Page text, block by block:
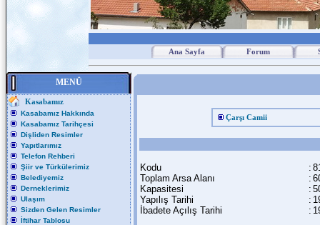
Ana Sayfa Forum
MENÜ
Kasabamız
Kasabamız Hakkında
Kasabamız Tarihçesi
Dişliden Resimler
Yapıtlarımız
Telefon Rehberi
Şiir ve Türkülerimiz
Belediyemiz
Derneklerimiz
Ulaşım
Sizden Gelen Resimler
İftihar Tablosu
Çarşı Camii
Kodu :
Toplam Arsa Alanı
:
Kapasitesi
:
Yapılış Tarihi
:
İbadete Açılış Tarihi
: